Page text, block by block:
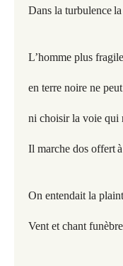
Dans la turbulence
L’homme plus
en terre noire ne
ni choisir la voie qui
Il marche dos offert
On entendait la
Vent et chant